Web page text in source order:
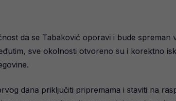
da se Tabaković oporavi i bude
sve okolnosti otvoreno su i korektno
dana priključiti pripremama i staviti na